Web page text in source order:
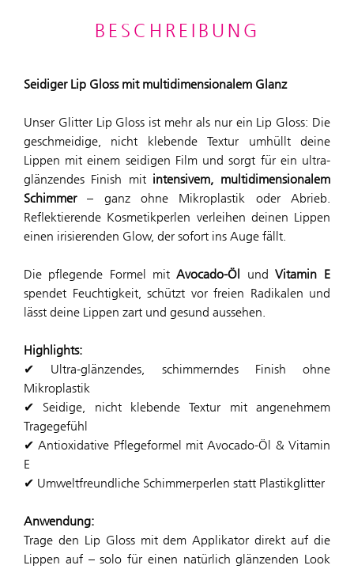
BESCHREIBUNG
Seidiger Lip Gloss mit multidimensionalem Glanz
Unser Glitter Lip Gloss ist mehr als nur ein Lip Gloss: Die
geschmeidige, nicht klebende Textur umhüllt deine
Lippen mit einem seidigen Film und sorgt für ein ultra-
glänzendes Finish mit intensivem, multidimensionalem
Schimmer– ganz ohne Mikroplastik oder Abrieb.
Reflektierende Kosmetikperlen verleihen deinen Lippen
einen irisierenden Glow, der sofort ins Auge fällt.
Die pflegende Formel mit Avocado-Öl und Vitamin E
spendet Feuchtigkeit, schützt vor freien Radikalen und
lässt deine Lippen zart und gesund aussehen.
Highlights:
✔ Ultra-glänzendes, schimmerndes Finish ohne
Mikroplastik
✔ Seidige, nicht klebende Textur mit angenehmem
Tragegefühl
✔ Antioxidative Pflegeformel mit Avocado-Öl & Vitamin
E
✔ Umweltfreundliche Schimmerperlen statt Plastikglitter
Anwendung:
Trage den Lip Gloss mit dem Applikator direkt auf die
Lippen auf – solo für einen natürlich glänzenden Look